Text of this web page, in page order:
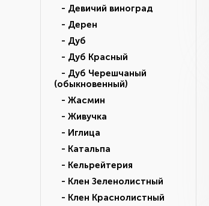
- Девичий виноград
- Дерен
- Дуб
- Дуб Красный
- Дуб Черешчаный
(обыкновенный)
- Жасмин
- Живучка
- Иглица
- Катальпа
- Кельрейтерия
- Клен Зеленолистный
- Клен Краснолистный